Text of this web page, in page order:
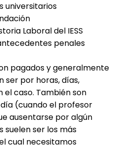
universitarios
Laboral del IESS
penales
pagados y generalmente
ser por horas, días,
el caso. También son
(cuando el profesor
ausentarse por algún
suelen ser los más
cual necesitamos